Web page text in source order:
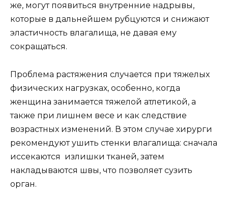
же, могут появиться внутренние надрывы,
которые в дальнейшем рубцуются и снижают
эластичность влагалища, не давая ему
сокращаться.
Проблема растяжения случается при тяжелых
физических нагрузках, особенно, когда
женщина занимается тяжелой атлетикой, а
также при лишнем весе и как следствие
возрастных изменений. В этом случае хирурги
рекомендуют ушить стенки влагалища: сначала
иссекаются излишки тканей, затем
накладываются швы, что позволяет сузить
орган.